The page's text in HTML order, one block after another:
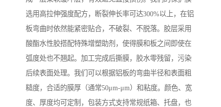
选用高拉伸强度配方，断裂伸长率可达300%以上，在铝
板弯曲时依然能紧密贴合，不破裂、不脱落。胶层采用
酸酯水性胶搭配特殊增塑助剂，使得膜和板之间即使在
弧度处也不翘起。加工完成后撕膜，胶水零残留，污染
后续表面处理。我们可以根据铝板的弯曲半径和表面粗
糙度，合适的膜厚（通常50μm-μm）和粘度。颜色、宽
度、厚度均可定制，包装方式支持常规纸箱、托盘，也